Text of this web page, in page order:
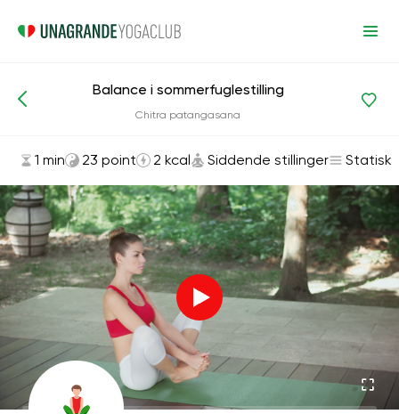
Asanas og øvelser Siddende stillinger
Balance i sommerfuglestilling
Chitra patangasana
1 min 23 point 2 kcal Siddende stillinger Statisk